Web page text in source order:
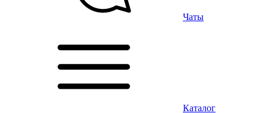
Чаты
Каталог